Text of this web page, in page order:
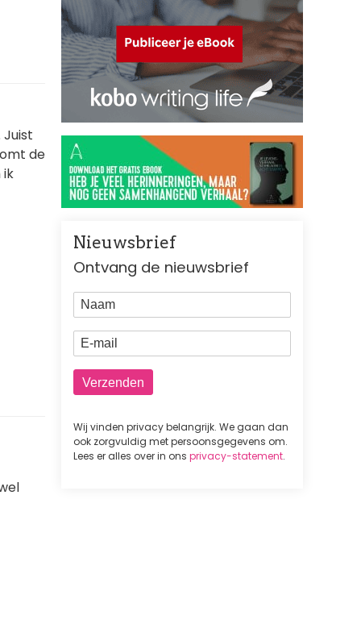
de
ik
Nieuwsbrief
Ontvang de nieuwsbrief
Naam
E-mail
Wij vinden privacy belangrijk. We gaan dan
ook zorgvuldig met persoonsgegevens om.
Lees er alles over in ons privacy-statement.